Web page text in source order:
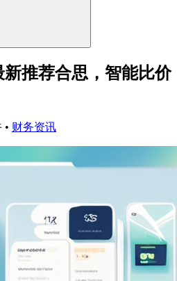
新推荐合思，智能比价
• 财务资讯